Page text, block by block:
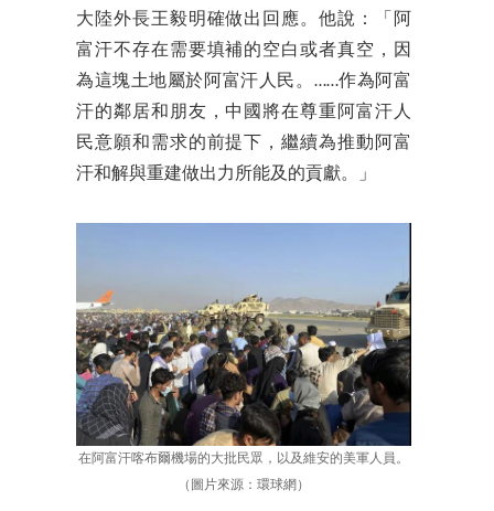
大陸外長王毅明確做出回應。他說：「阿
富汗不存在需要填補的空白或者真空，因
為這塊土地屬於阿富汗人民。……作為阿富
汗的鄰居和朋友，中國將在尊重阿富汗人
民意願和需求的前提下，繼續為推動阿富
汗和解與重建做出力所能及的貢獻。」
在阿富汗喀布爾機場的大批民眾，以及維安的美軍人員。
（圖片來源：環球網）